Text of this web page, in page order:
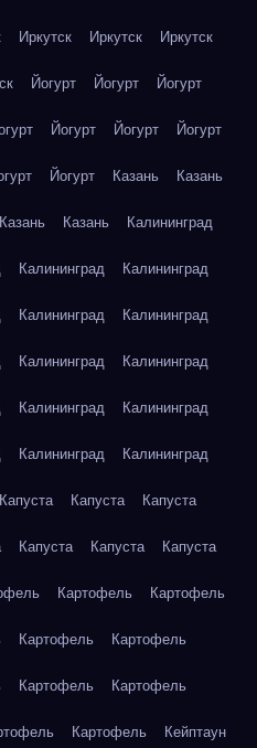
Иркутск Иркутск Иркутск
Йогурт Йогурт Йогурт
Йогурт Йогурт Йогурт
Йогурт Казань Казань
Казань Казань Калининград
Калининград Калининград
Калининград Калининград
Калининград Калининград
Калининград Калининград
Калининград Калининград
Капуста Капуста Капуста
Капуста Капуста Капуста
Картофель Картофель
Картофель Картофель
Картофель Картофель
Картофель Кейптаун